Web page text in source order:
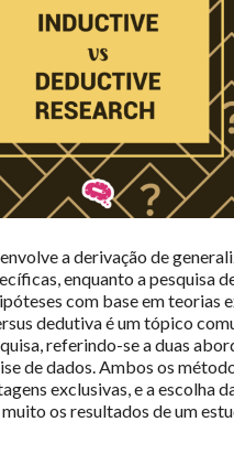
a derivação de
enquanto a pesquisa
com base em teorias
dedutiva é um tópico
referindo-se a duas
de dados. Ambos os
exclusivas, e a escolha
os resultados de um